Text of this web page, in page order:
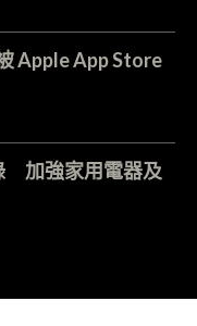
Apple App Store
加強家用電器及